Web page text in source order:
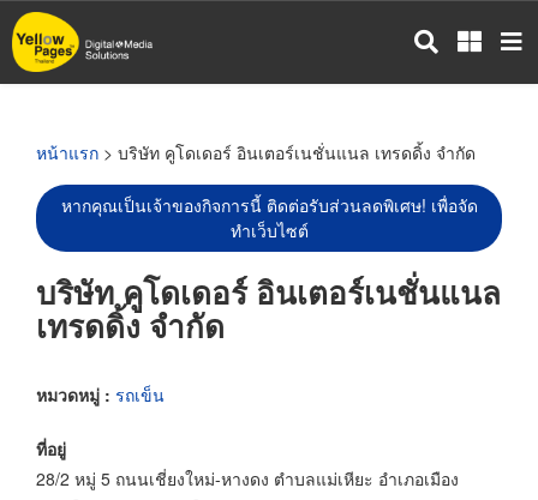
ข้าม
ไป
หน้าแรก > บริษัท คูโดเดอร์ อินเตอร์เนชั่นแนล เทรดดิ้ง จำกัด
หากคุณเป็นเจ้าของกิจการนี้ ติดต่อรับส่วนลดพิเศษ! เพื่อจัด
ทำเว็บไซต์
บริษัท คูโดเดอร์ อินเตอร์เนชั่นแนล
เทรดดิ้ง จำกัด
หมวดหมู่ : รถเข็น
ที่อยู่
28/2 หมู่ 5 ถนนเชี่ยงใหม่-หางดง ตำบลแม่เหียะ อำเภอเมือง